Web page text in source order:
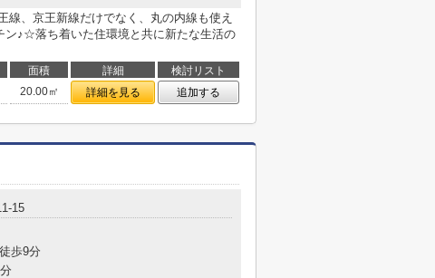
、京王新線だけでなく、丸の内線も使え
ン♪☆落ち着いた住環境と共に新たな生活の
面積 詳細
検討リスト
20.00㎡ 詳細を見る 追加する
15
歩9分